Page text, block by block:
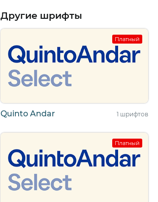
Другие шрифты
Платный
Quinto Andar 1 шрифтов
Платный